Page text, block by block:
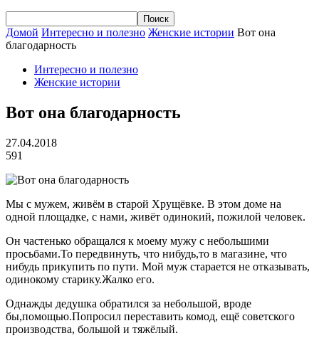
Домой Интересно и полезно Женские истории Вот она
благодарность
Интересно и полезно
Женские истории
Вот она благодарность
27.04.2018
591
Мы с мужем, живём в старой Хрущёвке. В этом доме на
одной площадке, с нами, живёт одинокий, пожилой человек.
Он частенько обращался к моему мужу с небольшими
просьбами.То передвинуть, что нибудь,то в магазине, что
нибудь прикупить по пути. Мой муж старается не отказывать,
одинокому старику.Жалко его.
Однажды дедушка обратился за небольшой, вроде
бы,помощью.Попросил переставить комод, ещё советского
производства, большой и тяжёлый.